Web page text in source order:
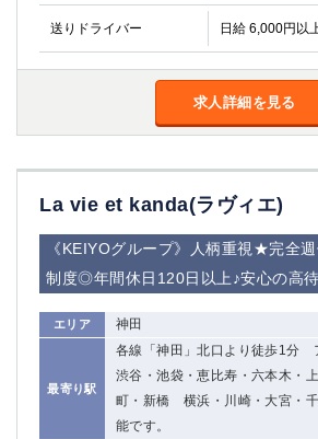
送りドライバー 日給 6,000円以
求人詳細を見る
La vie et kanda(ラヴィエ)
《KEIYOグループ》人柄重視★完全
制度◎年間休日120日以上♪安心の高
エリア 神田
最寄り駅
各線「神田」北口より徒歩1分
渋谷・池袋・恵比寿・六本木・
町・新橋 横浜・川崎・大宮・
能です。